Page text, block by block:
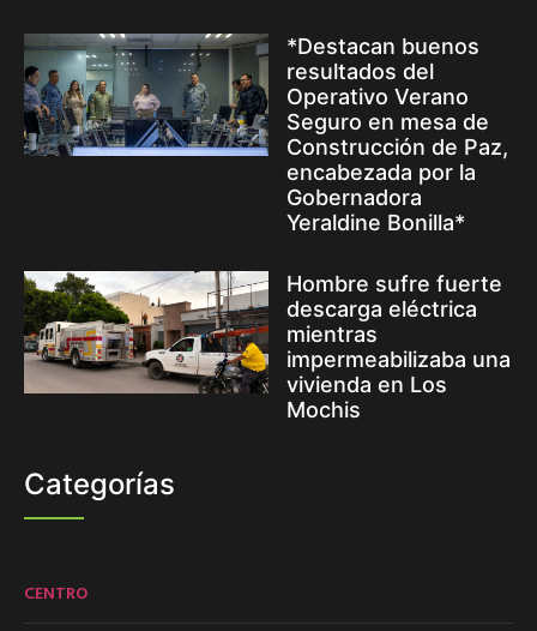
*Destacan buenos
resultados del
Operativo Verano
Seguro en mesa de
Construcción de Paz,
encabezada por la
Gobernadora
Yeraldine Bonilla*
Hombre sufre fuerte
descarga eléctrica
mientras
impermeabilizaba una
vivienda en Los
Mochis
Categorías
CENTRO